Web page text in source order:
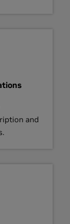
and